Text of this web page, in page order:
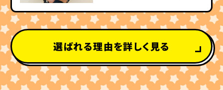
選ばれる理由を詳しく見る